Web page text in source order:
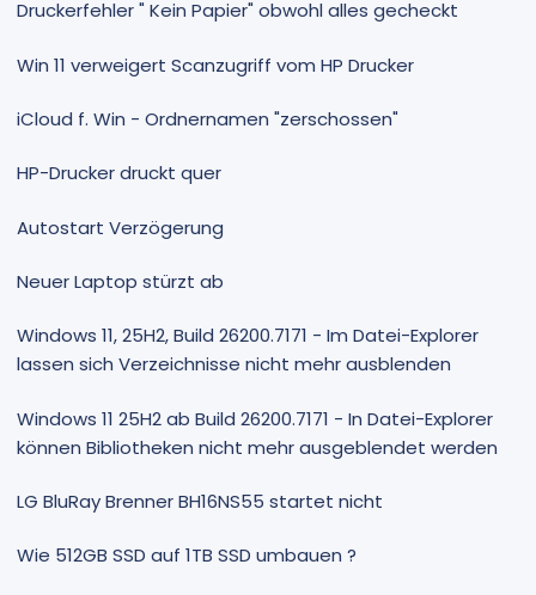
Druckerfehler " Kein Papier" obwohl alles gecheckt
Win 11 verweigert Scanzugriff vom HP Drucker
iCloud f. Win - Ordnernamen "zerschossen"
HP-Drucker druckt quer
Autostart Verzögerung
Neuer Laptop stürzt ab
Windows 11, 25H2, Build 26200.7171 - Im Datei-Explorer
lassen sich Verzeichnisse nicht mehr ausblenden
Windows 11 25H2 ab Build 26200.7171 - In Datei-Explorer
können Bibliotheken nicht mehr ausgeblendet werden
LG BluRay Brenner BH16NS55 startet nicht
Wie 512GB SSD auf 1TB SSD umbauen ?